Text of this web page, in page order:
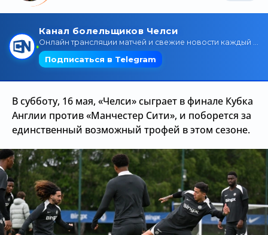
В субботу, 16 мая, «Челси» сыграет в финале Кубка
Англии против «Манчестер Сити», и поборется за
единственный возможный трофей в этом сезоне.
Календарь игр
Состав команды
Поиск по сайту
Трансляции
О сайте
Контакты